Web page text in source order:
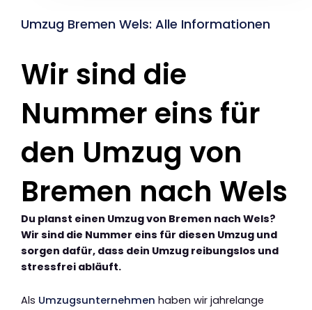
Umzug Bremen Wels: Alle Informationen
Wir sind die
Nummer eins für
den Umzug von
Bremen nach Wels
Du planst einen Umzug von Bremen nach Wels?
Wir sind die Nummer eins für diesen Umzug und
sorgen dafür, dass dein Umzug reibungslos und
stressfrei abläuft.
Als Umzugsunternehmen haben wir jahrelange